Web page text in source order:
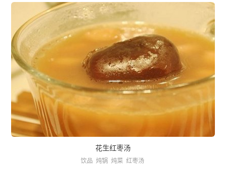
花生红枣汤
饮品 炖锅 炖菜 红枣汤